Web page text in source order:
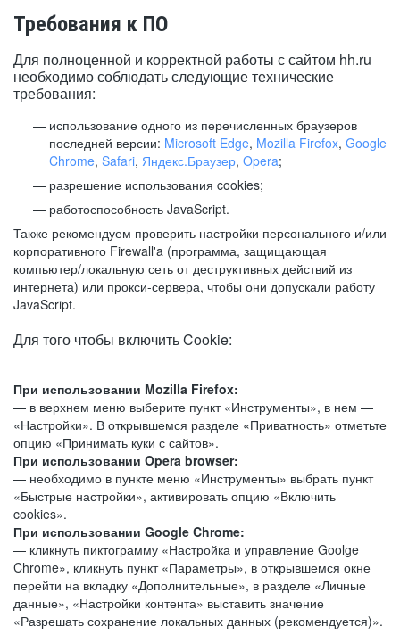
Требования к ПО
Для полноценной и корректной работы с сайтом hh.ru
необходимо соблюдать следующие технические
требования:
использование одного из перечисленных браузеров
последней версии: Microsoft Edge, Mozilla Firefox, Google
Chrome, Safari, Яндекс.Браузер, Opera;
разрешение использования cookies;
работоспособность JavaScript.
Также рекомендуем проверить настройки персонального и/или
корпоративного Firewall'a (программа, защищающая
компьютер/локальную сеть от деструктивных действий из
интернета) или прокси-сервера, чтобы они допускали работу
JavaScript.
Для того чтобы включить Cookie:
При использовании Mozilla Firefox:
— в верхнем меню выберите пункт «Инструменты», в нем —
«Настройки». В открывшемся разделе «Приватность» отметьте
опцию «Принимать куки с сайтов».
При использовании Opera browser:
— необходимо в пункте меню «Инструменты» выбрать пункт
«Быстрые настройки», активировать опцию «Включить
cookies».
При использовании Google Chrome:
— кликнуть пиктограмму «Настройка и управление Goolge
Chrome», кликнуть пункт «Параметры», в открывшемся окне
перейти на вкладку «Дополнительные», в разделе «Личные
данные», «Настройки контента» выставить значение
«Разрешать сохранение локальных данных (рекомендуется)».